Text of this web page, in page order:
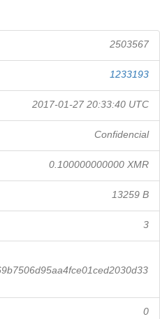
2503567
1233193
2017-01-27 20:33:40 UTC
Confidencial
0.100000000000 XMR
13259 B
3
0